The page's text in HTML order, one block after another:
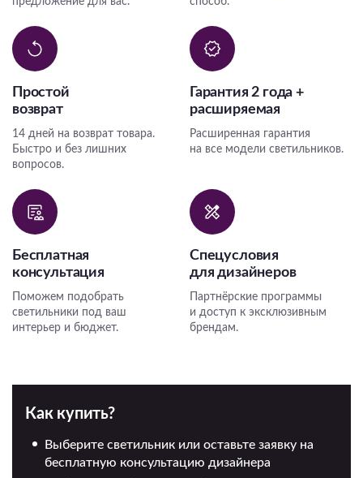
Простой
возврат
14 дней на возврат товара.
Быстро и без лишних
вопросов.
Гарантия 2 года +
расширяемая
Расширенная гарантия
на все модели светильников.
Бесплатная
консультация
Поможем подобрать
светильники под ваш
интерьер и бюджет.
Спецусловия
для дизайнеров
Партнёрские программы
и доступ к эксклюзивным
брендам.
Как купить?
Выберите светильник или оставьте заявку на
бесплатную консультацию дизайнера